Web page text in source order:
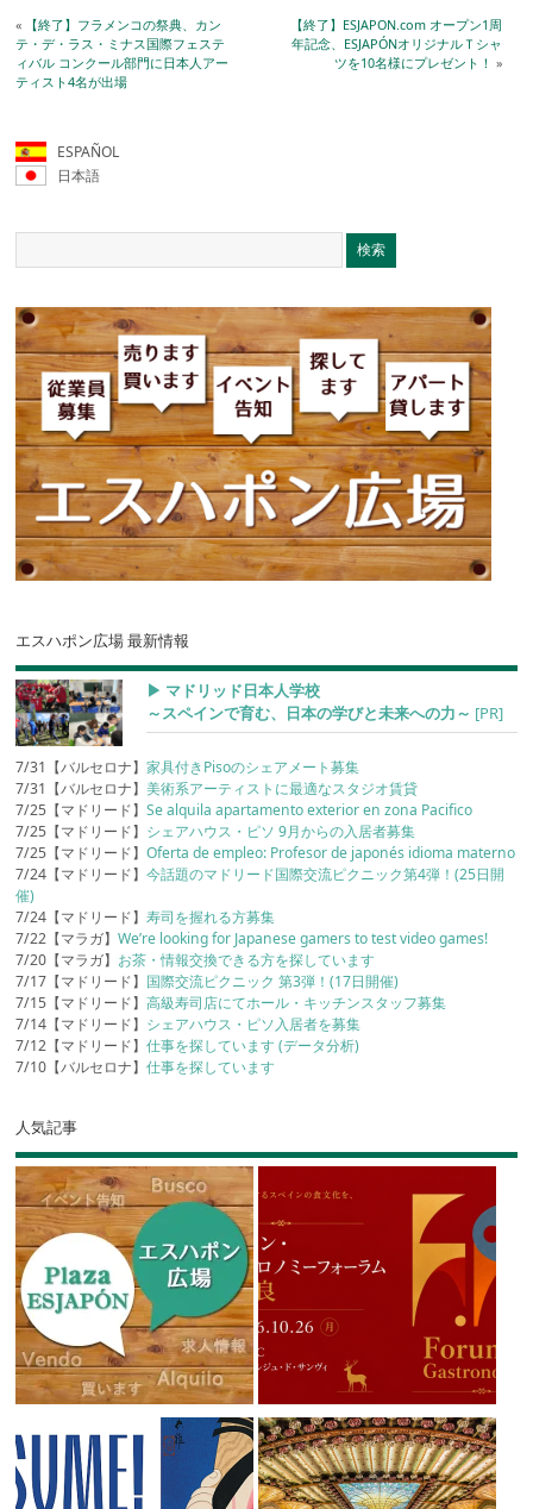
« 【終了】フラメンコの祭典、カン
テ・デ・ラス・ミナス国際フェステ
ィバル コンクール部門に日本人アー
ティスト4名が出場
【終了】ESJAPON.com オープン1周
年記念、ESJAPÓNオリジナルＴシャ
ツを10名様にプレゼント！ »
ESPAÑOL
日本語
エスハポン広場 最新情報
▶︎ マドリッド日本人学校
～スペインで育む、日本の学びと未来への力～ [PR]
7/31【バルセロナ】家具付きPisoのシェアメート募集
7/31【バルセロナ】美術系アーティストに最適なスタジオ賃貸
7/25【マドリード】Se alquila apartamento exterior en zona Pacifico
7/25【マドリード】 シェアハウス・ピソ 9月からの入居者募集
7/25【マドリード】Oferta de empleo: Profesor de japonés idioma materno
7/24【マドリード】今話題のマドリード国際交流ピクニック第4弾！(25日開
催)
7/24【マドリード】寿司を握れる方募集
7/22【マラガ】We’re looking for Japanese gamers to test video games!
7/20【マラガ】 お茶・情報交換できる方を探しています
7/17【マドリード】 国際交流ピクニック 第3弾！(17日開催)
7/15【マドリード】高級寿司店にてホール・キッチンスタッフ募集
7/14【マドリード】 シェアハウス・ピソ入居者を募集
7/12【マドリード】仕事を探しています (データ分析)
7/10【バルセロナ】仕事を探しています
人気記事